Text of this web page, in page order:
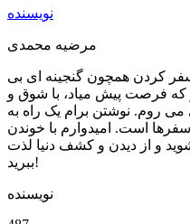
نویسنده
مرضیه محمدی
کردن همچون گنجینه ای بی
که فرصت پیش میاد، با شوق و
روم. نوشتن برام یک راه به
سفرها است. امیدوارم با خوندن
و از دیدن و کشف دنیا لذت
ببرید!
نویسنده